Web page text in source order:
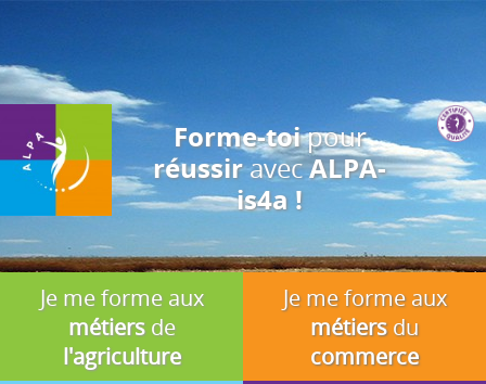
des fins d'analyse, de pertinence et de publicité.
Forme-toipour
réussiravecALPA-
is4a !
Je me forme aux
métiersde
l'agriculture
Je me forme aux
métiersdu
commerce